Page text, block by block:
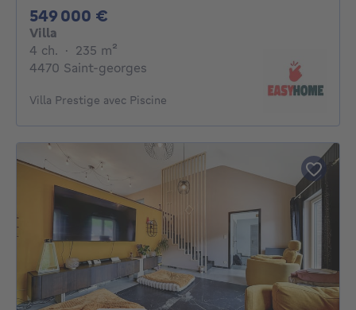
549 000 €
Villa
4 ch. 4 chambres
· 235 m²
4470 Saint-georges
Villa Prestige avec Piscine